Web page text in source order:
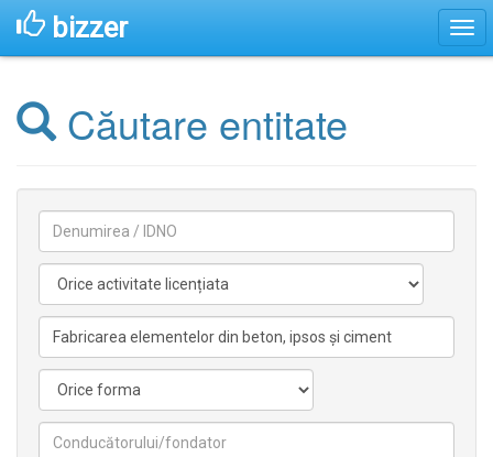
bizzer
Căutare entitate
licentiata
nelicentiata